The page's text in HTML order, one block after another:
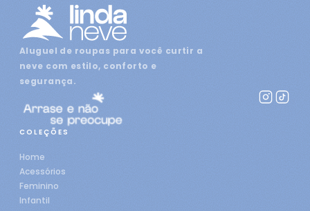
Aluguel de roupas para você curtir a
neve com estilo, conforto e
segurança.
COLEÇÕES
Home
Acessórios
Feminino
Infantil